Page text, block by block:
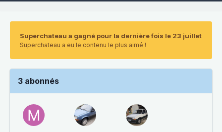
Superchateau a gagné pour la dernière fois le 23 juillet
Superchateau a eu le contenu le plus aimé !
3 abonnés